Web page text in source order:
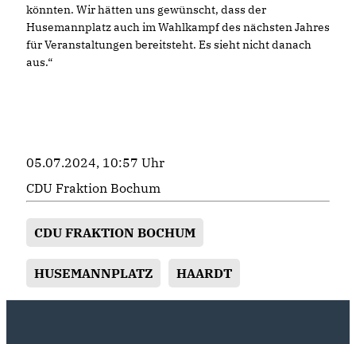
könnten. Wir hätten uns gewünscht, dass der
Husemannplatz auch im Wahlkampf des nächsten Jahres
für Veranstaltungen bereitsteht. Es sieht nicht danach
aus.“
05.07.2024, 10:57 Uhr
CDU Fraktion Bochum
CDU FRAKTION BOCHUM
HUSEMANNPLATZ HAARDT